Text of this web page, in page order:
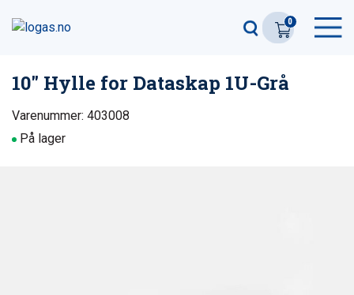
0
10″ Hylle for Dataskap 1U-Grå
Varenummer: 403008
På lager